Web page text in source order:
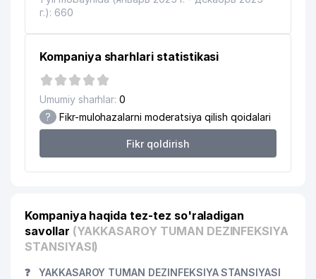
г.): 660
Kompaniya sharhlari statistikasi
Umumiy sharhlar: 0
? Fikr-mulohazalarni moderatsiya qilish qoidalari
Fikr qoldirish
Kompaniya haqida tez-tez so'raladigan
savollar (YAKKASAROY TUMAN DEZINFEKSIYA
STANSIYASI)
❓
YAKKASAROY TUMAN DEZINFEKSIYA STANSIYASI